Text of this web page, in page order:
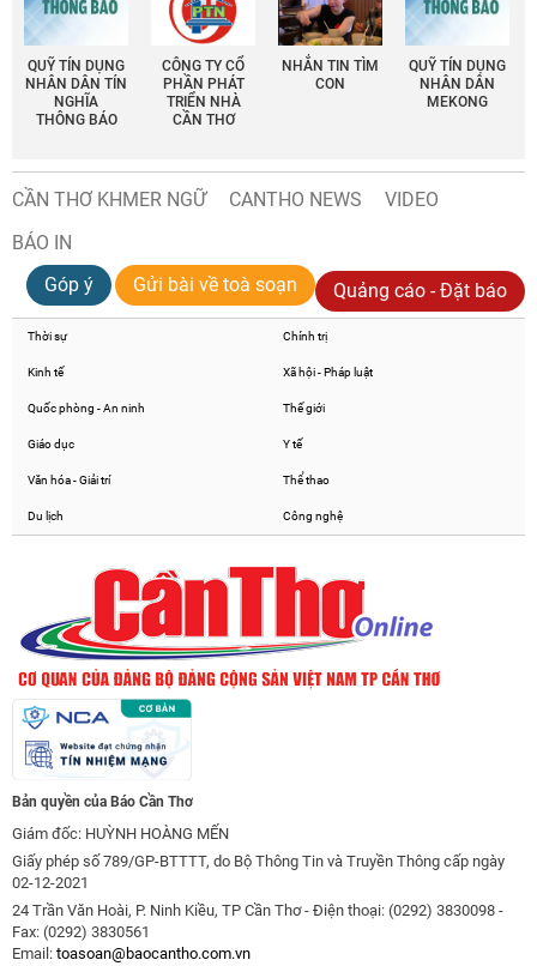
QUỸ TÍN DỤNG
NHÂN DÂN TÍN
NGHĨA
THÔNG BÁO
CÔNG TY CỔ
PHẦN PHÁT
TRIỂN NHÀ
CẦN THƠ
NHẮN TIN TÌM
CON
QUỸ TÍN DỤNG
NHÂN DÂN
MEKONG
CẦN THƠ KHMER NGỮ CANTHO NEWS
VIDEO
BÁO IN
Góp ý
Gửi bài về toà soạn Quảng cáo - Đặt báo
Thời sự Chính trị
Kinh tế Xã hội - Pháp luật
Quốc phòng - An ninh Thế giới
Giáo dục Y tế
Văn hóa - Giải trí Thể thao
Du lịch Công nghệ
Bản quyền của Báo Cần Thơ
Giám đốc: HUỲNH HOÀNG MẾN
Giấy phép số 789/GP-BTTTT, do Bộ Thông Tin và Truyền Thông cấp ngày
02-12-2021
24 Trần Văn Hoài, P. Ninh Kiều, TP Cần Thơ - Điện thoại: (0292) 3830098 -
Fax: (0292) 3830561
Email: toasoan@baocantho.com.vn